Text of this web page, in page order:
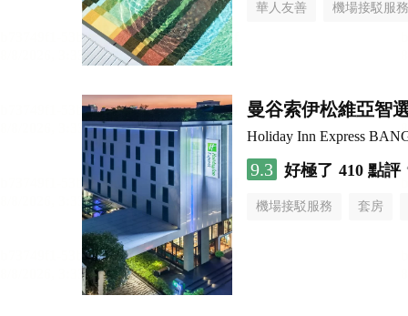
華人友善 機場接駁服務
曼谷索伊松維亞智
Holiday Inn Express
9.3 好極了 410 點評
機場接駁服務 套房